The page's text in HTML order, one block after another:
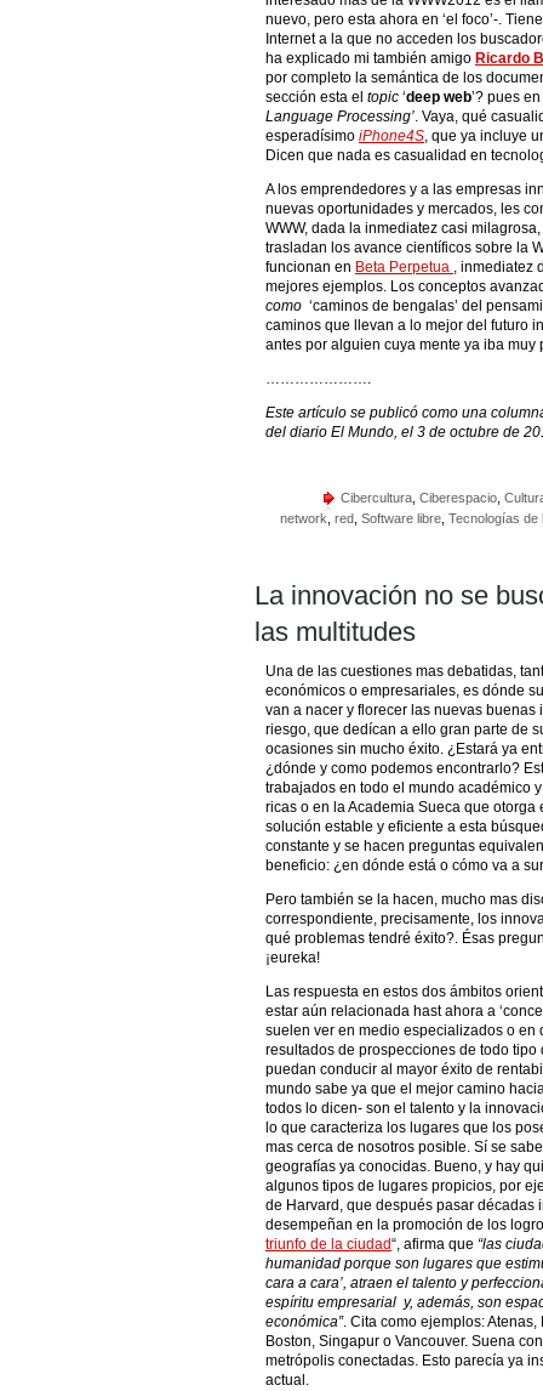
nuevo, pero esta ahora en ‘el foco’-.
Internet a la que no acceden los
ha explicado mi también amigo Ricardo
por completo la semántica de los
sección esta el topic ‘deep web’? pues
Language Processing’. Vaya, qué
esperadísimo iPhone4S, que ya incluye
Dicen que nada es casualidad en
A los emprendedores y a las empresas
nuevas oportunidades y mercados, les
WWW, dada la inmediatez casi
trasladan los avance científicos sobre la
funcionan en Beta Perpetua , inmediatez
mejores ejemplos. Los conceptos
como ‘caminos de bengalas’ del
caminos que llevan a lo mejor del futuro
antes por alguien cuya mente ya iba
………………….
Este artículo se publicó como una
del diario El Mundo, el 3 de octubre de
Cibercultura Ciberespacio
network red Software libre Tecnologías de
La innovación no se
las multitudes
Una de las cuestiones mas debatidas,
económicos o empresariales, es dónde
van a nacer y florecer las nuevas
riesgo, que dedícan a ello gran parte de
ocasiones sin mucho éxito. ¿Estará ya
¿dónde y como podemos encontrarlo?
trabajados en todo el mundo académico
ricas o en la Academia Sueca que
solución estable y eficiente a esta
constante y se hacen preguntas
beneficio: ¿en dónde está o cómo va a
Pero también se la hacen, mucho mas
correspondiente, precisamente, los
qué problemas tendré éxito?. Ésas
¡eureka!
Las respuesta en estos dos ámbitos
estar aún relacionada hast ahora a
suelen ver en medio especializados o en
resultados de prospecciones de todo tipo
puedan conducir al mayor éxito de
mundo sabe ya que el mejor camino
todos lo dicen- son el talento y la
lo que caracteriza los lugares que los
mas cerca de nosotros posible. Sí se
geografías ya conocidas. Bueno, y hay
algunos tipos de lugares propicios, por
de Harvard, que después pasar
desempeñan en la promoción de los
triunfo de la ciudad“, afirma que “las
humanidad porque son lugares que
cara a cara’, atraen el talento y
espíritu empresarial y, además, son
económica”. Cita como ejemplos:
Boston, Singapur o Vancouver. Suena
metrópolis conectadas. Esto parecía ya
actual.